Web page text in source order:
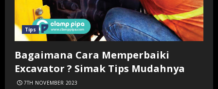
Tips
Bagaimana Cara Memperbaiki
Excavator ? Simak Tips Mudahnya
7TH NOVEMBER 2023